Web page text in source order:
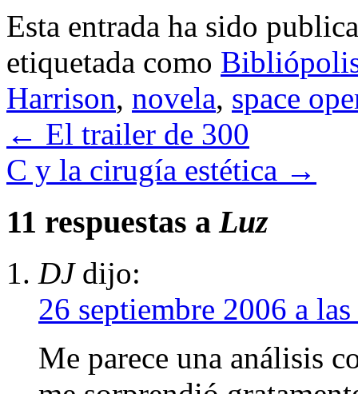
Esta entrada ha sido
etiquetada como
Harrison, novela, space
← El trailer de 300
C y la cirugía estética →
11 respuestas a Luz
DJ dijo:
26 septiembre 2006 a
Me parece una análisis